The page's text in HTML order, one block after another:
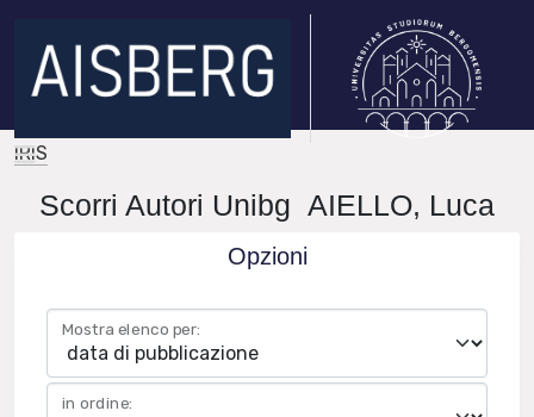
IRIS
Scorri Autori Unibg AIELLO, Luca
Opzioni
Mostra elenco per:
in ordine: